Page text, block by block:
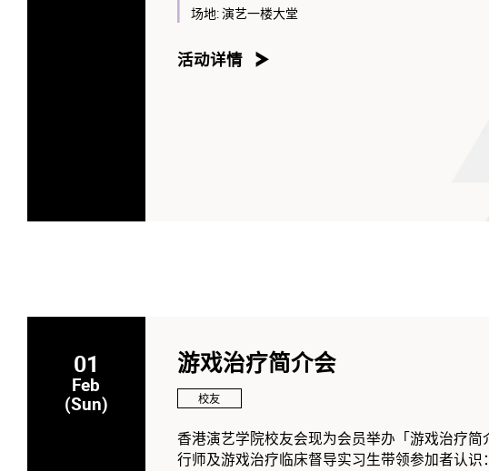
场地:演艺一楼大堂
活动详情
01
Feb
(Sun)
游戏治疗简介会
校友
香港演艺学院校友会现为会员举办「游戏治疗
行师及游戏治疗临床督导实习生带领参加者认识：